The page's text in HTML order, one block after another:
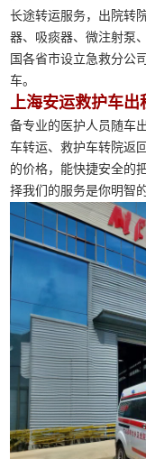
长途转运服务，出院转
器、吸痰器、微注射泵
国各省市设立急救分公
车。
上海安运救护车出
备专业的医护人员随车
车转运、救护车转院返
的价格，能快捷安全的
择我们的服务是你明智